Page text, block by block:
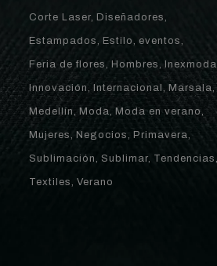
Corte Laser Diseñadores
Estampados Estilo eventos
Feria de flores Hombres Inexmoda
Innovación Internacional Marsala
Medellín Moda Moda en verano
Mujeres Negocios Primavera
Sublimación Sublimar Tendencias
Textiles Verano